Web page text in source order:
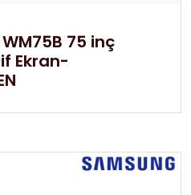
75 inç
Ekran-